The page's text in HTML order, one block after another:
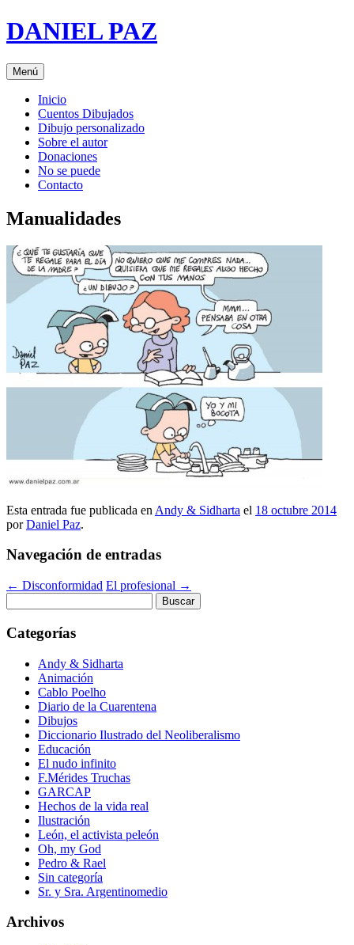
Saltar
al
DANIEL PAZ
Menú
Inicio
Cuentos Dibujados
Dibujo personalizado
Sobre el autor
Donaciones
No se puede
Contacto
Manualidades
Esta entrada fue publicada en Andy & Sidharta el 18 octubre 2014
porDaniel Paz.
Navegación de entradas
← Disconformidad El profesional →
Categorías
Andy & Sidharta
Animación
Cablo Poelho
Diario de la Cuarentena
Dibujos
Diccionario Ilustrado del Neoliberalismo
Educación
El nudo infinito
F.Mérides Truchas
GARCAP
Hechos de la vida real
Ilustración
León, el activista peleón
Oh, my God
Pedro & Rael
Sin categoría
Sr. y Sra. Argentinomedio
Archivos